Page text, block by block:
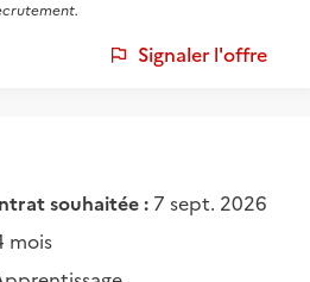
Signaler l'offre
souhaitée : 7 sept. 2026
mois